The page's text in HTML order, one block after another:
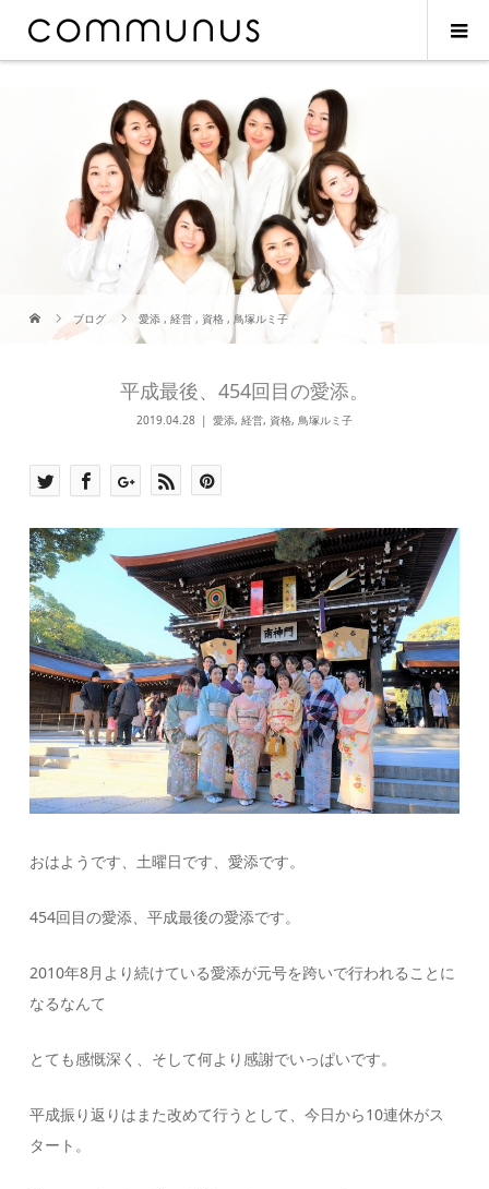
ブログ 愛添 ,経営 , 資格 ,鳥塚ルミ子
平成最後、454回目の愛添。
2019.04.28 愛添, 経営, 資格, 鳥塚ルミ子
おはようです、土曜日です、愛添です。
454回目の愛添、平成最後の愛添です。
2010年8月より続けている愛添が元号を跨いで行われることに
なるなんて
とても感慨深く、そして何より感謝でいっぱいです。
平成振り返りはまた改めて行うとして、今日から10連休がス
タート。